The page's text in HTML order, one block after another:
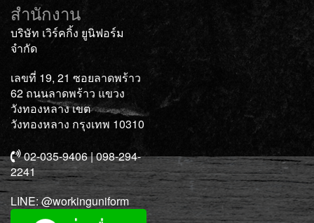
สำนักงาน
บริษัท เวิร์คกิ้ง ยูนิฟอร์ม
จำกัด
เลขที่ 19, 21 ซอยลาดพร้าว
62 ถนนลาดพร้าว แขวง
วังทองหลาง เขต
วังทองหลาง กรุงเทพ 10310
02-035-9406 | 098-294-
2241
LINE:@workinguniform